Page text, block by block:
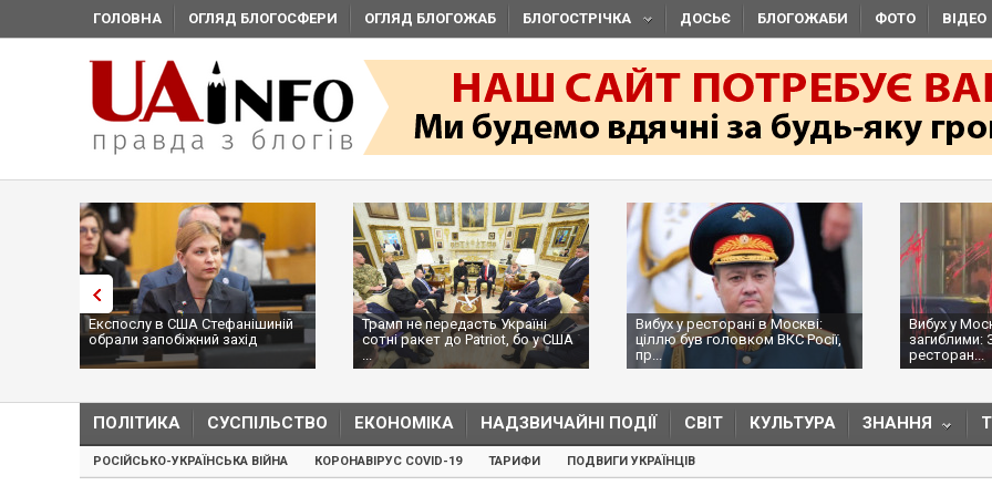
ГОЛОВНА ОГЛЯД БЛОГОСФЕРИ ОГЛЯД БЛОГОЖАБ БЛОГОСТРІЧКА ДОСЬЄ БЛОГОЖАБИ ФОТО ВІДЕО
Експослу в США Стефанішиній
обрали запобіжний захід
Трамп не передасть Україні
сотні ракет до Patriot, бо у США
...
Вибух у ресторані в Москві:
ціллю був головком ВКС Росії,
пр...
Вибух у
загиблими:
ресторан...
ПОЛІТИКА СУСПІЛЬСТВО ЕКОНОМІКА НАДЗВИЧАЙНІ ПОДІЇ СВІТ КУЛЬТУРА ЗНАННЯ
РОСІЙСЬКО-УКРАЇНСЬКА ВІЙНА КОРОНАВІРУС COVID-19 ТАРИФИ ПОДВИГИ УКРАЇНЦІВ